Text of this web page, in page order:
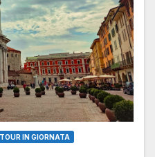
TOUR IN GIORNATA